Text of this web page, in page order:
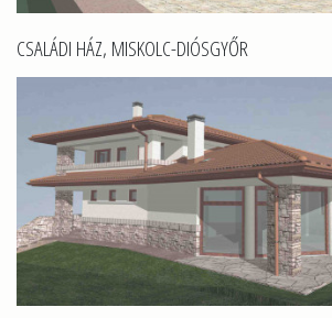
CSALÁDI HÁZ, MISKOLC-DIÓSGYŐR